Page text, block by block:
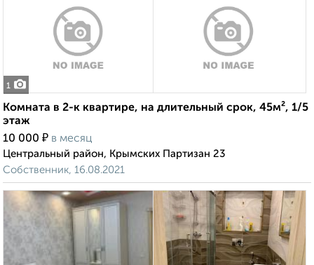
1
Комната в 2-к квартире, на длительный срок, 45м², 1/5
этаж
10 000 ₽ в месяц
Центральный район, Крымских Партизан 23
Собственник, 16.08.2021